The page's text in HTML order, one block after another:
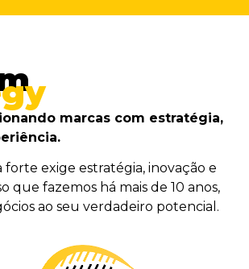
marcas com estratégia,
forte exige estratégia, inovação e
que fazemos há mais de 10 anos,
ao seu verdadeiro potencial.